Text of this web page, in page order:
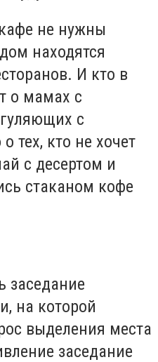
не нужны
находятся
И кто в
о мамах с
с
тех, кто не хочет
с десертом и
стаканом кофе
заседание
на которой
выделения места
заседание